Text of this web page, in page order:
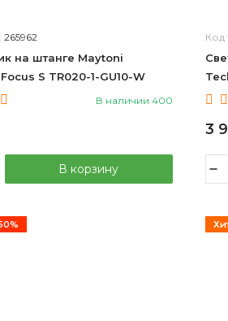
265962
на штанге Maytoni
S TR020-1-GU10-W
В наличии 400
В корзину
Код
3